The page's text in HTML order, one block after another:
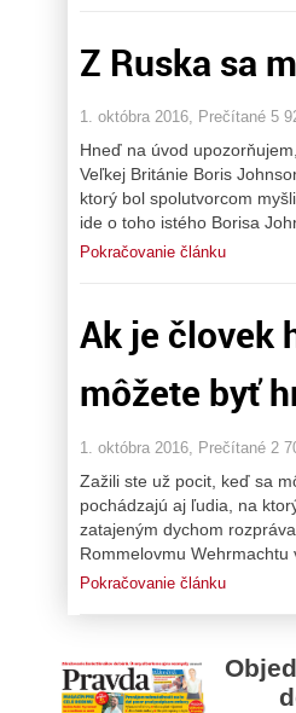
Z Ruska sa
1. októbra 2016, Prečítané 5
Hneď na úvod
Veľkej Británie Boris
ktorý bol spolutvorcom
ide o toho istého Borisa
Pokračovanie článku
Ak je človek
môžete byť
1. októbra 2016, Prečítané 2
Zažili ste už pocit, keď sa
pochádzajú aj ľudia, na
zatajeným dychom
Rommelovmu
Pokračovanie článku